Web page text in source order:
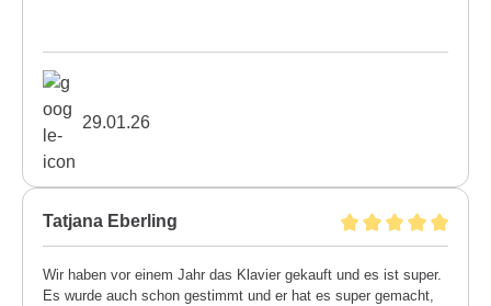
29.01.26
Tatjana Eberling
Wir haben vor einem Jahr das Klavier gekauft und es ist super.
Es wurde auch schon gestimmt und er hat es super gemacht,